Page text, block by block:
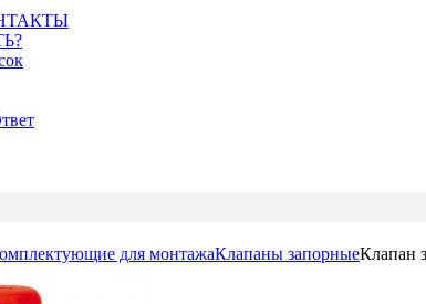
для монтажаКлапаны запорныеКлапан